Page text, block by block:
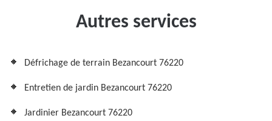
Autres services
Défrichage de terrain Bezancourt 76220
Entretien de jardin Bezancourt 76220
Jardinier Bezancourt 76220